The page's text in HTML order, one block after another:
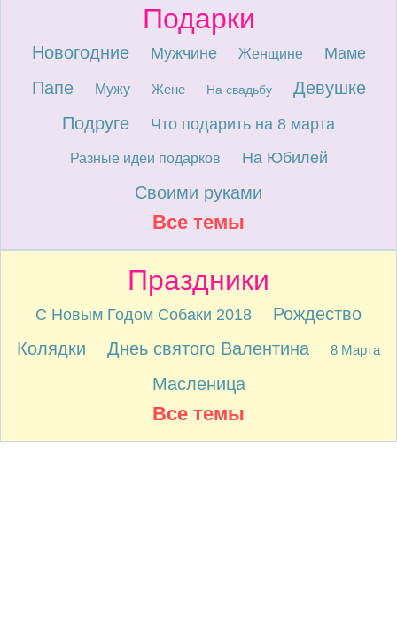
Подарки
Новогодние Мужчине Женщине Маме
Папе Мужу Жене На свадьбу
Девушке
Подруге
Что подарить на 8 марта
Разные идеи подарков На Юбилей
Своими руками
Все темы
Праздники
С Новым Годом Собаки 2018
Рождество
Колядки
Днеь святого Валентина 8 Марта
Масленица
Все темы